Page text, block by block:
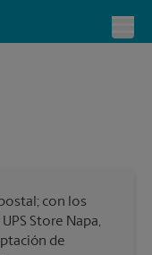
con los
Store Napa,
de